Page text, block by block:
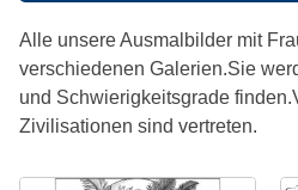
Alle unsere Ausmalbilder mit
verschiedenen Galerien.Sie
und Schwierigkeitsgrade
Zivilisationen sind vertreten.